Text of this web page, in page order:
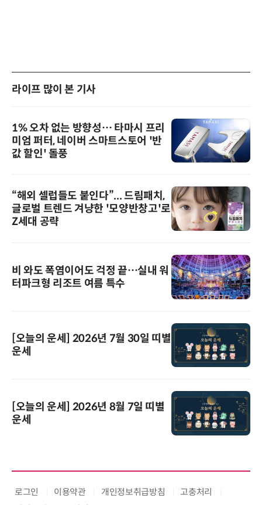
라이프 많이 본 기사
1% 오차 없는 방향성… 타마시 프리
미엄 퍼터, 네이버 스마트스토어 '반
값 할인' 돌풍
“해외 셀럽들도 붙인다”... 드림패치,
글로벌 트렌드 겨냥한 '모양반창고'로
Z세대 공략
비 와도 폭염이어도 걱정 끝…실내 워
터파크형 리조트 여름 특수
[오늘의 운세] 2026년 7월 30일 띠별
운세
[오늘의 운세] 2026년 8월 7일 띠별
운세
로그인 이용약관 개인정보취급방침
고충처리